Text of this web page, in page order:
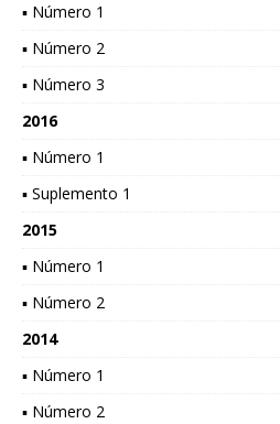
▪ Número 1
▪ Número 2
▪ Número 3
2016
▪ Número 1
▪ Suplemento 1
2015
▪ Número 1
▪ Número 2
2014
▪ Número 1
▪ Número 2